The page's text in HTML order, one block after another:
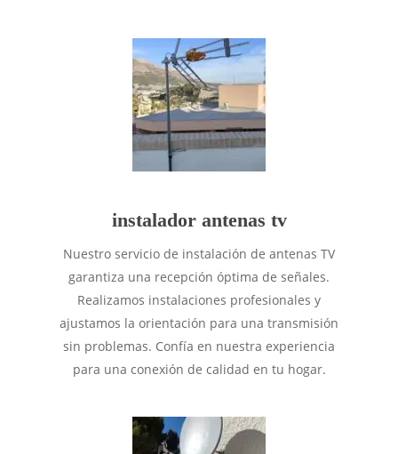
instalador antenas tv
Nuestro servicio de instalación de antenas TV
garantiza una recepción óptima de señales.
Realizamos instalaciones profesionales y
ajustamos la orientación para una transmisión
sin problemas. Confía en nuestra experiencia
para una conexión de calidad en tu hogar.